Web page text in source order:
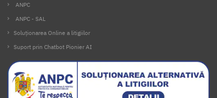
ANPC
ANPC - SAL
Soluționarea Online a litigiilor
Suport prin Chatbot Pionier AI